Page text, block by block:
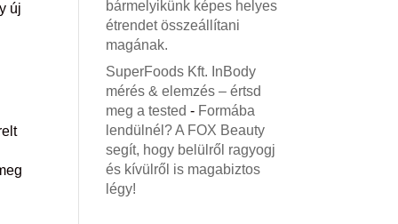
új
bármelyikünk képes helyes
étrendet összeállítani
magának.
SuperFoods Kft. InBody
mérés & elemzés – értsd
meg a tested - Formába
lendülnél? A FOX Beauty
segít, hogy belülről ragyogj
és kívülről is magabiztos
légy!